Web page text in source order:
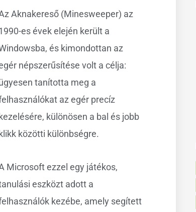
Aknakereső (Minesweeper) az
es évek elején került a
és kimondottan az
népszerűsítése volt a célja:
tanította meg a
az egér precíz
kezelésére, különösen a bal és jobb
klikk közötti különbségre.
Microsoft ezzel egy játékos,
eszközt adott a
kezébe, amely segített